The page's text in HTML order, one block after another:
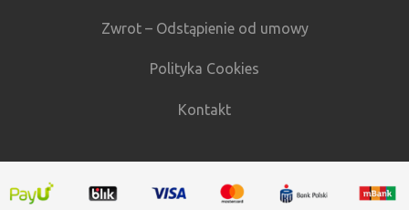
Zwrot – Odstąpienie od umowy
Polityka Cookies
Kontakt